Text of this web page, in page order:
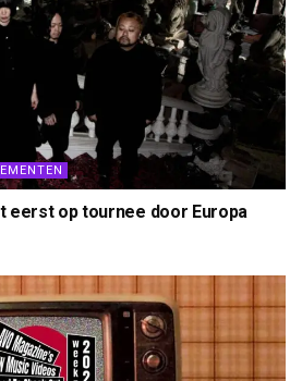
eerst op tournee door Europa